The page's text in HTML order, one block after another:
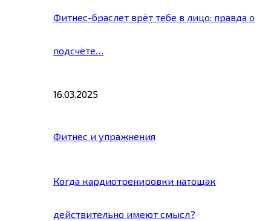
Фитнес-браслет врёт тебе в лицо: правда о
подсчёте…
16.03.2025
Фитнес и упражнения
Когда кардиотренировки натощак
действительно имеют смысл?